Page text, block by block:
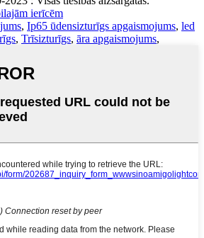
ierīcēm
, Ip65 ūdensizturīgs apgaismojums, led
, Trīsizturīgs, āra apgaismojums,